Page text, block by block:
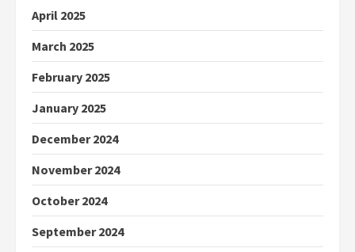
April 2025
March 2025
February 2025
January 2025
December 2024
November 2024
October 2024
September 2024